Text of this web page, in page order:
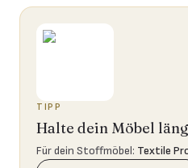
TIPP
Halte dein Möbel
Für dein Stoffmöbel: Textile